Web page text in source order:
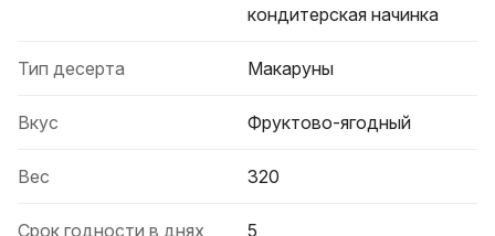
кондитерская начинка
Тип десерта Макаруны
Вкус Фруктово-ягодный
Вес 320
Срок годности в днях 5